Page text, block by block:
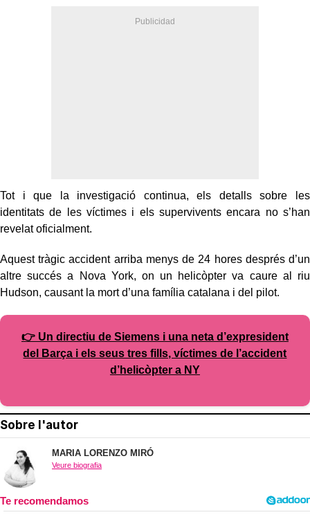
Tot i que la investigació continua, els detalls sobre les
identitats de les víctimes i els supervivents encara no s’han
revelat oficialment.
Aquest tràgic accident arriba menys de 24 hores després d’un
altre succés a Nova York, on un helicòpter va caure al riu
Hudson, causant la mort d’una família catalana i del pilot.
👉 Un directiu de Siemens i una neta d’expresident
del Barça i els seus tres fills, víctimes de l’accident
d’helicòpter a NY
Sobre l'autor
MARIA LORENZO MIRÓ
Veure biografia